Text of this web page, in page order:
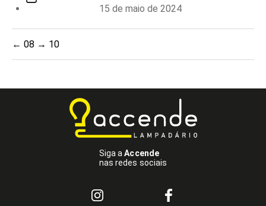
de
15 de maio de 2024
← 08 → 10
Siga aAccende
nas redes sociais